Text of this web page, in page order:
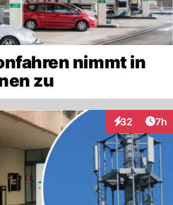
nimmt in
zu
32
Interaktionen
7h